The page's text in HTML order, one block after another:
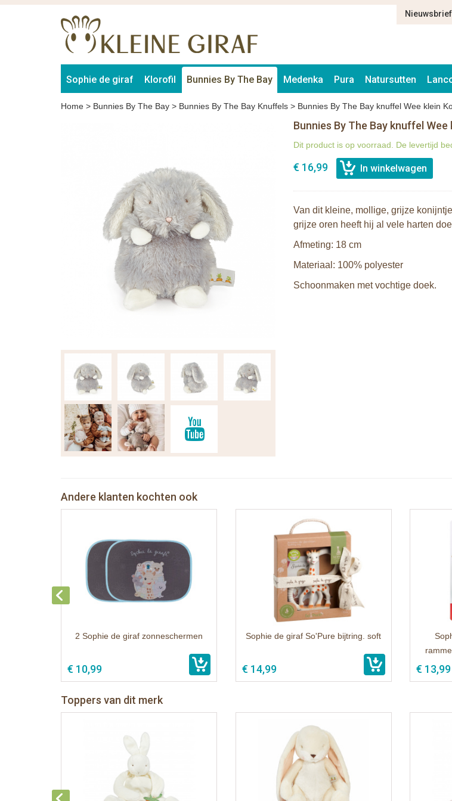
Nieuwsbrief
Sophie de giraf Klorofil Bunnies By The Bay Medenka Pura Natursutten
Home > Bunnies By The Bay > Bunnies By The Bay Knuffels > Bunnies By The Bay knuffel Wee klein
Bunnies By The Bay knuffel
Dit product is op voorraad. De levertijd
€ 16,99
Van dit kleine, mollige, grijze
grijze oren heeft hij al vele harten
Afmeting: 18 cm
Materiaal: 100% polyester
Schoonmaken met vochtige doek.
Andere klanten kochten ook
2 Sophie de giraf zonneschermen
€ 10,99
Sophie de giraf So'Pure bijtring. soft
€ 14,99 € 13,99
Toppers van dit merk